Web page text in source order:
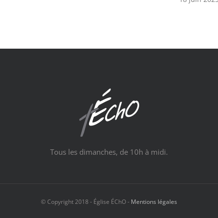
Tous les dimanches, de 10h à midi.
© Copyright 2018 - Église ÉChO - Mentions légales